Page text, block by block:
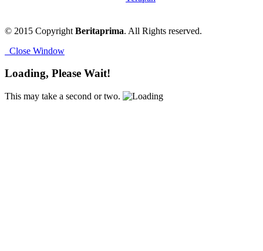
© 2015 Copyright Beritaprima. All Rights reserved.
Close Window
Loading, Please Wait!
This may take a second or two.